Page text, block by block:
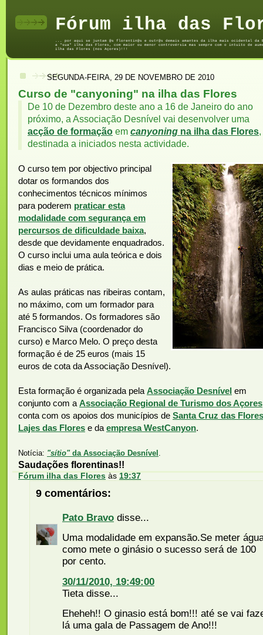
Fórum ilha das
... por aqui se juntam @s florentin@s e outr@s demais amantes da ilha mais ocidental
a "sua" ilha das Flores, com maior ou menor controvérsia mas sempre com o intuito de
ilha das Flores (nos Açores)!!!
SEGUNDA-FEIRA, 29 DE NOVEMBRO DE 2010
Curso de "canyoning" na ilha das Flores
De 10 de Dezembro deste ano a 16 de Janeiro do ano
próximo, a Associação Desnível vai desenvolver uma
acção de formação em canyoning na ilha das Flores,
destinada a iniciados nesta actividade.
O curso tem por objectivo principal
dotar os formandos dos
conhecimentos técnicos mínimos
para poderem praticar esta
modalidade com segurança em
percursos de dificuldade baixa,
desde que devidamente enquadrados.
O curso inclui uma aula teórica e dois
dias e meio de prática.
As aulas práticas nas ribeiras contam,
no máximo, com um formador para
até 5 formandos. Os formadores são
Francisco Silva (coordenador do
curso) e Marco Melo. O preço desta
formação é de 25 euros (mais 15
euros de cota da Associação Desnível).
Esta formação é organizada pela Associação Desnível em
conjunto com a Associação Regional de Turismo dos Açores
conta com os apoios dos municípios de Santa Cruz das Flores
Lajes das Flores e da empresa WestCanyon.
Notícia: "sítio"da Associação Desnível .
Saudações florentinas!!
Fórum ilha das Flores às 19:37
9 comentários:
Pato Bravo disse...
Uma modalidade em expansão.Se meter
como mete o ginásio o sucesso será de 100
por cento.
30/11/2010, 19:49:00
Tieta disse...
Eheheh!! O ginasio está bom!!! até se vai
lá uma gala de Passagem de Ano!!!